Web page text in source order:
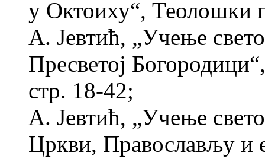
у Октоиху“, Теолошки
А. Јевтић, „Учење
Пресветој
стр. 18-42;
А. Јевтић, „Учење
Цркви, Православљу и